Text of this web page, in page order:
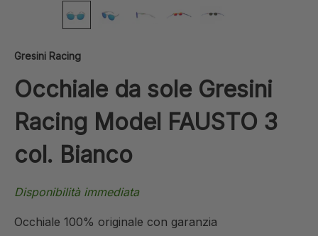
Gresini Racing
Occhiale da sole Gresini
Racing Model FAUSTO 3
col. Bianco
Disponibilità immediata
Occhiale 100% originale con garanzia